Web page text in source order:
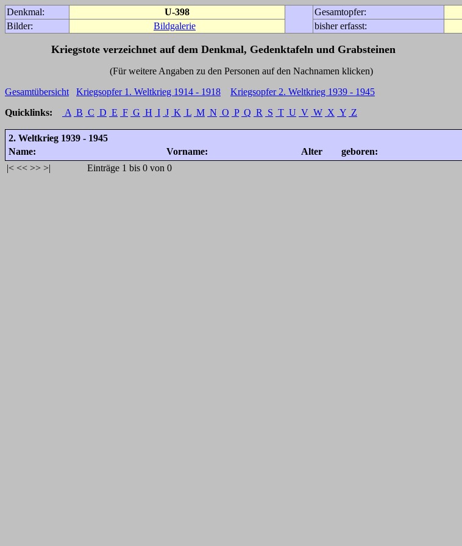
Denkmal: U-398 Gesamtopfer:
Bilder:
Bildgalerie bisher erfasst:
Kriegstote verzeichnet auf dem Denkmal, Gedenktafeln und Grabsteinen
(Für weitere Angaben zu den Personen auf den Nachnamen klicken)
Gesamtübersicht
Kriegsopfer 1. Weltkrieg 1914 - 1918
Kriegsopfer 2. Weltkrieg 1939 - 1945
Quicklinks:
A B C D E F G H I J K L M N O P Q R S T U V W X Y Z
2. Weltkrieg 1939 - 1945
Name:
Vorname: Alter geboren:
|< << >> >| Einträge 1 bis 0 von 0